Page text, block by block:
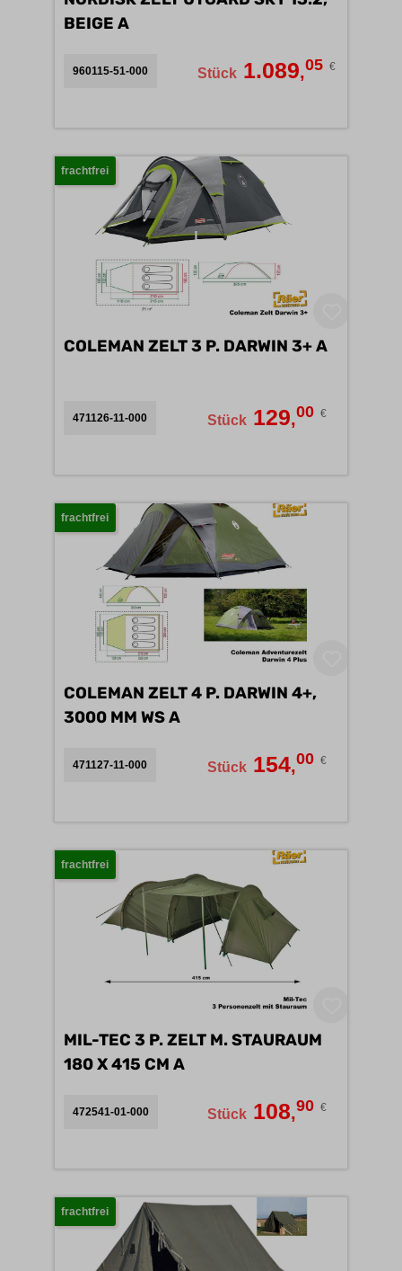
BEIGE A
960115-51-000 Stück 1.089,05 €
frachtfrei
COLEMAN ZELT 3 P. DARWIN 3+ A
471126-11-000 Stück 129,00 €
frachtfrei
COLEMAN ZELT 4 P. DARWIN 4+,
3000 MM WS A
471127-11-000 Stück 154,00 €
frachtfrei
MIL-TEC 3 P. ZELT M. STAURAUM
180 X 415 CM A
472541-01-000 Stück 108,90 €
frachtfrei